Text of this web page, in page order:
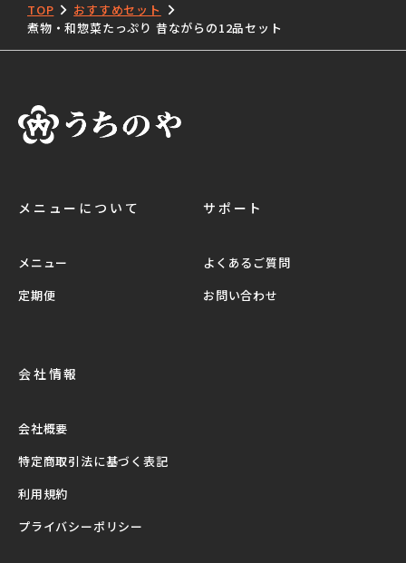
TOP
おすすめセット
煮物・和惣菜たっぷり 昔ながらの12品セット
メニューについて
メニュー
定期便
サポート
よくあるご質問
お問い合わせ
会社情報
会社概要
特定商取引法に基づく表記
利用規約
プライバシーポリシー